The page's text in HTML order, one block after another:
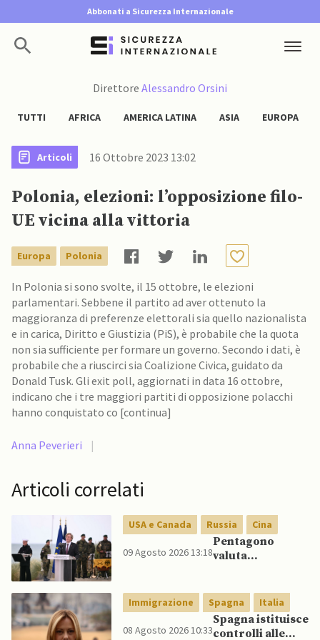
Abbonati a Sicurezza Internazionale
Direttore Alessandro Orsini
TUTTI AFRICA AMERICA LATINA ASIA EUROPA
Articoli 16 Ottobre 2023 13:02
Polonia, elezioni: l’opposizione filo-
UE vicina alla vittoria
Europa Polonia
In Polonia si sono svolte, il 15 ottobre, le elezioni
parlamentari. Sebbene il partito ad aver ottenuto la
maggioranza di preferenze elettorali sia quello nazionalista
e in carica, Diritto e Giustizia (PiS), è probabile che la quota
non sia sufficiente per formare un governo. Secondo i dati, è
probabile che a riuscirci sia Coalizione Civica, guidato da
Donald Tusk. Gli exit poll, aggiornati in data 16 ottobre,
indicano che i tre maggiori partiti di opposizione polacchi
hanno conquistato co [continua]
Anna Peverieri |
Articoli correlati
USA e Canada Russia Cina
09 Agosto 2026 13:18
Pentagono
valuta
nucleare per
scoraggiare
Cina e Russia
Immigrazione Spagna Italia
08 Agosto 2026 10:33
Spagna istituisce
controlli alle